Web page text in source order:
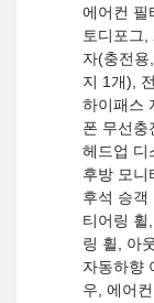
에어컨 필
토디포그,
자(충전
지 1개),
하이패스
폰 무선충
헤드업 디
후방 모니
후석 승객
티어링 휠
링 휠, 아
자동하향
우, 에어